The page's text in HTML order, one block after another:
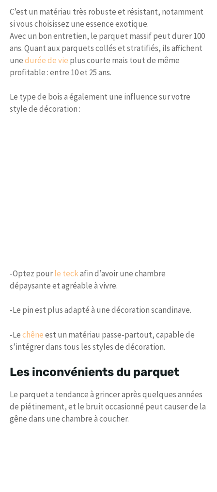
C’est un matériau très robuste et résistant, notamment
si vous choisissez une essence exotique.
Avec un bon entretien, le parquet massif peut durer 100
ans. Quant aux parquets collés et stratifiés, ils affichent
unedurée de vie plus courte mais tout de même
profitable : entre 10 et 25 ans.
Le type de bois a également une influence sur votre
style de décoration :
-Optez pourle teckafin d’avoir une chambre
dépaysante et agréable à vivre.
-Le pin est plus adapté à une décoration scandinave.
-Lechêneest un matériau passe-partout, capable de
s’intégrer dans tous les styles de décoration.
Les inconvénients du parquet
Le parquet a tendance à grincer après quelques années
de piétinement, et le bruit occasionné peut causer de la
gêne dans une chambre à coucher.